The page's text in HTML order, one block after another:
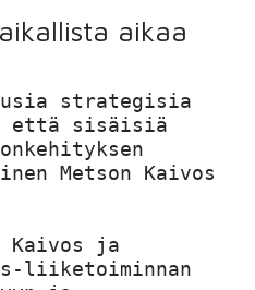
aikaa
strategisia
että sisäisiä
Metson Kaivos
Kaivos ja
liiketoiminnan